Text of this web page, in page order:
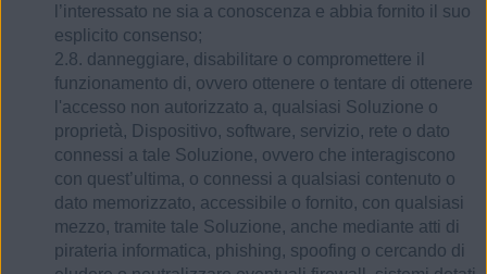
l’interessato ne sia a conoscenza e abbia fornito il suo
esplicito consenso;
2.8. danneggiare, disabilitare o compromettere il
funzionamento di, ovvero ottenere o tentare di ottenere
l'accesso non autorizzato a, qualsiasi Soluzione o
proprietà, Dispositivo, software, servizio, rete o dato
connessi a tale Soluzione, ovvero che interagiscono
con quest’ultima, o connessi a qualsiasi contenuto o
dato memorizzato, accessibile o fornito, con qualsiasi
mezzo, tramite tale Soluzione, anche mediante atti di
pirateria informatica, phishing, spoofing o cercando di